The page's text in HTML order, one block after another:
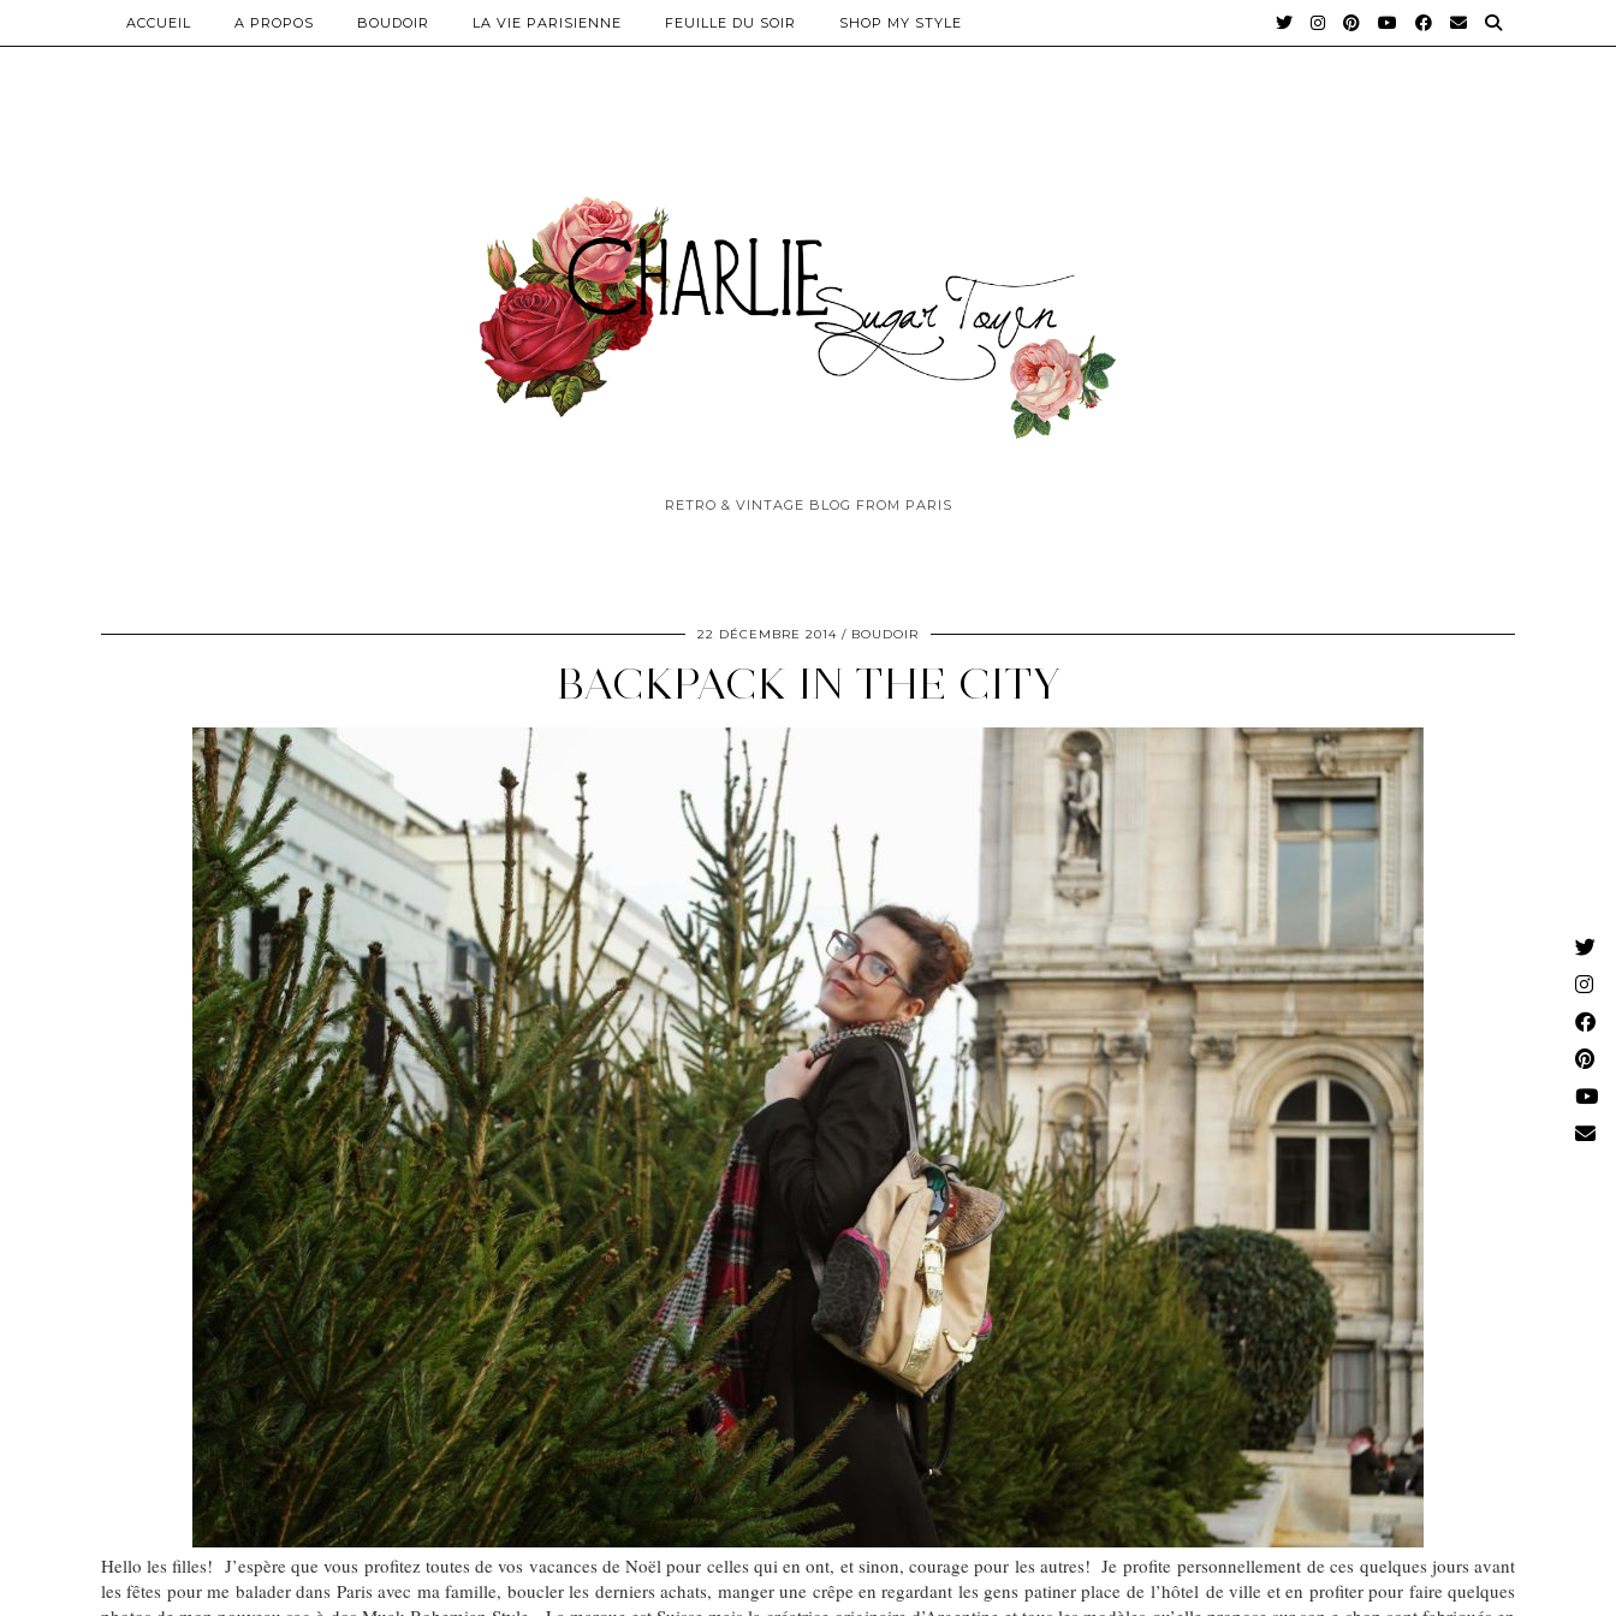
RETRO & VINTAGE BLOG FROM PARIS
ACCUEIL A PROPOS BOUDOIR LA VIE PARISIENNE FEUILLE DU SOIR SHOP MY STYLE
22 DÉCEMBRE 2014 BOUDOIR
BACKPACK IN THE CITY
Hello les filles! J’espère que vous profitez toutes de vos vacances de Noël pour celles qui en ont, et sinon, courage pour les autres! Je profite personnellement de ces quelques jours avant
les fêtes pour me balader dans Paris avec ma famille, boucler les derniers achats, manger une crêpe en regardant les gens patiner place de l’hôtel de ville et en profiter pour faire quelques